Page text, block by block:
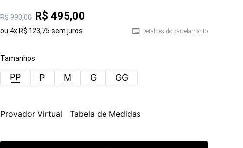
R$990,00 R$ 495,00
ou 4x R$ 123,75 sem juros Detalhes do parcelamento
Tamanhos
PP P M G GG
Provador Virtual Tabela de Medidas